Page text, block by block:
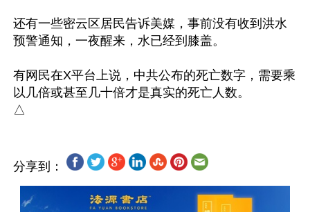
还有一些密云区居民告诉美媒，事前没有收到洪水
预警通知，一夜醒来，水已经到膝盖。
有网民在X平台上说，中共公布的死亡数字，需要乘
以几倍或甚至几十倍才是真实的死亡人数。
分享到：